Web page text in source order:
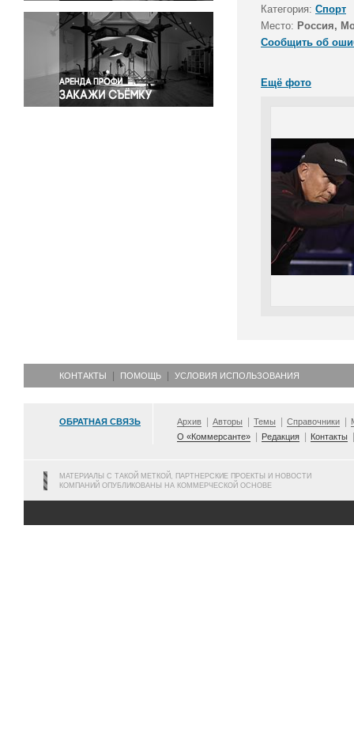
Светская жизнь
Спорт
Экология
Экономика и бизнес
Категория: Спорт
Место: Россия,
Сообщить об
Ещё фото
КОНТАКТЫ ПОМОЩЬ УСЛОВИЯ ИСПОЛЬЗОВАНИЯ
ОБРАТНАЯ СВЯЗЬ Архив Авторы Темы Справочники
О «Коммерсанте»
Редакция Контакты
МАТЕРИАЛЫ С ТАКОЙ МЕТКОЙ, ПАРТНЕРСКИЕ ПРОЕКТЫ И НОВОСТИ
КОМПАНИЙ ОПУБЛИКОВАНЫ НА КОММЕРЧЕСКОЙ ОСНОВЕ